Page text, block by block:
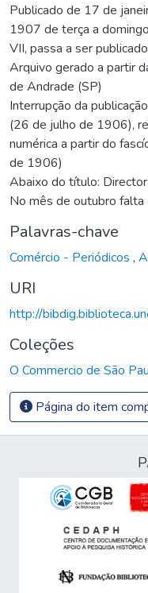
Publicado de 17 de
1907 de terça a
VII, passa a ser
Arquivo gerado a partir
de Andrade (SP)
Interrupção da
(26 de julho de 1906),
numérica a partir do
de 1906)
Abaixo do título:
No mês de outubro
Palavras-chave
Comércio - Periódicos ,
URI
http://
Coleções
O Commercio de São
Página do item